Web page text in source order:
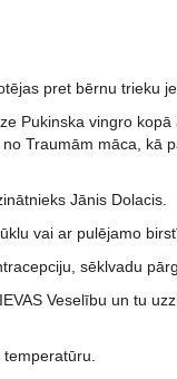
pret bērnu trieku
Pukinska vingro
Traumām māca, kā
Jānis Dolacis.
vai ar pulējamo
sēklvadu
Veselību un tu